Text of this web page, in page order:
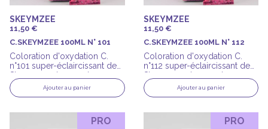
SKEYMZEE
11,50 €
C.SKEYMZEE 100ML N° 101
Coloration d'oxydation C.
n°101 super-éclaircissant de
Skeymzee de 100ml
Ajouter au panier
SKEYMZEE
11,50 €
C.SKEYMZEE 100ML N° 112
Coloration d'oxydation C.
n°112 super-éclaircissant de
Skeymzee de 100ml
Ajouter au panier
PRO PRO